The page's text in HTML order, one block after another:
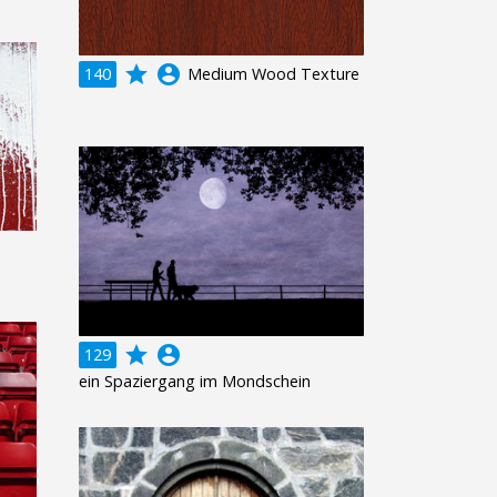
140 grade account_circle Medium Wood Texture
129 grade account_circle
ein Spaziergang im Mondschein